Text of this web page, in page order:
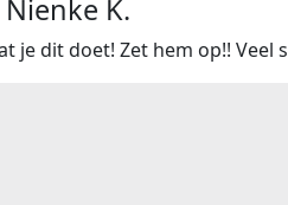
Nienke K.
je dit doet! Zet hem op!! Veel